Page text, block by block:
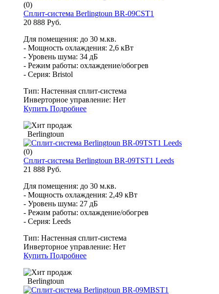
(0)
Сплит-система Berlingtoun BR-09CST1
20 888 Руб.
Для помещения: до 30 м.кв.
- Мощность охлаждения: 2,6 кВт
- Уровень шума: 34 дБ
- Режим работы: охлаждение/обогрев
- Серия: Bristol
Тип: Настенная сплит-система
Инверторное управление: Нет
Купить Подробнее
Berlingtoun
(0)
Сплит-система Berlingtoun BR-09TST1 Leeds
21 888 Руб.
Для помещения: до 30 м.кв.
- Мощность охлаждения: 2,49 кВт
- Уровень шума: 27 дБ
- Режим работы: охлаждение/обогрев
- Серия: Leeds
Тип: Настенная сплит-система
Инверторное управление: Нет
Купить Подробнее
Berlingtoun